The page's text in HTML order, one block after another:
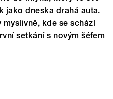
jako dneska drahá auta.
kde se schází
setkání s novým šéfem